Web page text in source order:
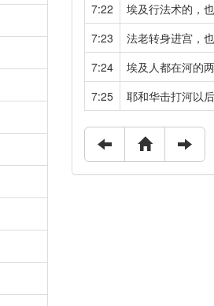
7:22
埃及行法术的，
7:23
法老转身进宫，
7:24
埃及人都在河的
7:25
耶和华击打河以